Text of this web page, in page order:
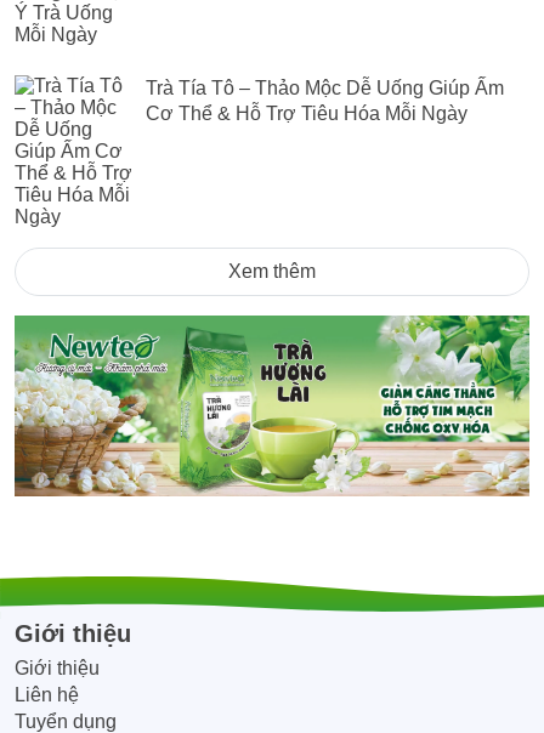
Quý công ty, Quán ăn nhà hàng khách
sạn, đại lý, CTV có nhu cầu đặt số lượng
lớn vui lòng liên hệ Hotline/Zalo:
0945.866.468 để được tư vấn và hỗ trợ
giá tốt nhất!!
Trà Tía Tô – Thảo Mộc Dễ Uống Giúp Ấm
Cơ Thể & Hỗ Trợ Tiêu Hóa Mỗi Ngày
Xem thêm
Giới thiệu
Giới thiệu
Liên hệ
Tuyển dụng